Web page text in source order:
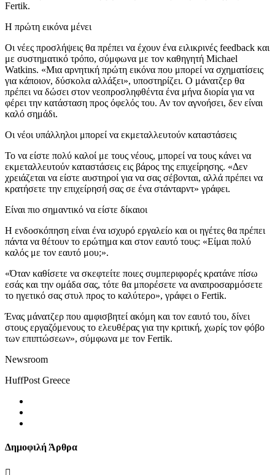
Fertik.
Η πρώτη εικόνα μένει
Οι νέες προσλήψεις θα πρέπει να έχουν ένα ειλικρινές feedback και
με συστηματικό τρόπο, σύμφωνα με τον καθηγητή Michael
Watkins. «Μια αρνητική πρώτη εικόνα που μπορεί να σχηματίσεις
για κάποιον, δύσκολα αλλάξει», υποστηρίζει. Ο μάνατζερ θα
πρέπει να δώσει στον νεοπροσληφθέντα ένα μήνα διορία για να
φέρει την κατάσταση προς όφελός του. Αν τον αγνοήσει, δεν είναι
καλό σημάδι.
Οι νέοι υπάλληλοι μπορεί να εκμεταλλευτούν καταστάσεις
Το να είστε πολύ καλοί με τους νέους, μπορεί να τους κάνει να
εκμεταλλευτούν καταστάσεις εις βάρος της επιχείρησης. «Δεν
χρειάζεται να είστε αυστηροί για να σας σέβονται, αλλά πρέπει να
κρατήσετε την επιχείρησή σας σε ένα στάνταρντ» γράφει.
Είναι πιο σημαντικό να είστε δίκαιοι
Η ενδοσκόπηση είναι ένα ισχυρό εργαλείο και οι ηγέτες θα πρέπει
πάντα να θέτουν το ερώτημα και στον εαυτό τους: «Είμαι πολύ
καλός με τον εαυτό μου;».
«Όταν καθίσετε να σκεφτείτε ποιες συμπεριφορές κρατάνε πίσω
εσάς και την ομάδα σας, τότε θα μπορέσετε να αναπροσαρμόσετε
το ηγετικό σας στυλ προς το καλύτερο», γράφει ο Fertik.
Ένας μάνατζερ που αμφισβητεί ακόμη και τον εαυτό του, δίνει
στους εργαζόμενους το ελευθέρας για την κριτική, χωρίς τον φόβο
των επιπτώσεων», σύμφωνα με τον Fertik.
Newsroom
HuffPost Greece
Δημοφιλή Άρθρα